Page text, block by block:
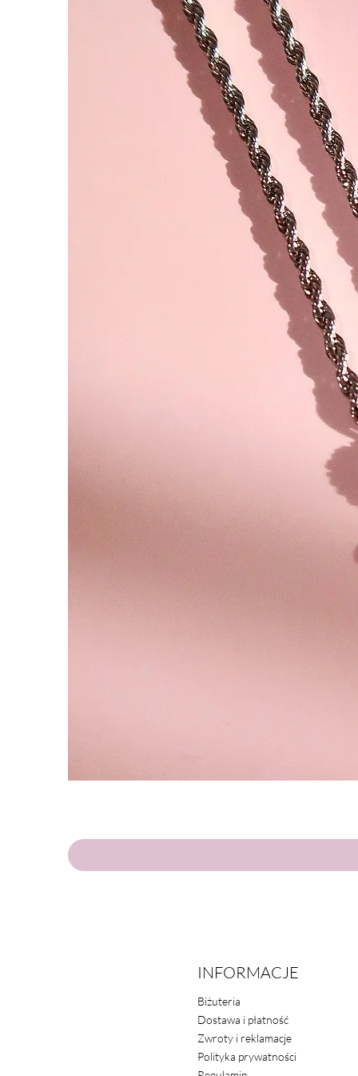
INFORMACJE
Biżuteria
Dostawa i płatność
Zwroty i reklamacje
Polityka prywatności